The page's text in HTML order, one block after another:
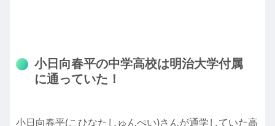
小日向春平の中学高校は明治大学付属
に通っていた！
小日向春平(こひなたしゅんぺい)さんが通学していた高